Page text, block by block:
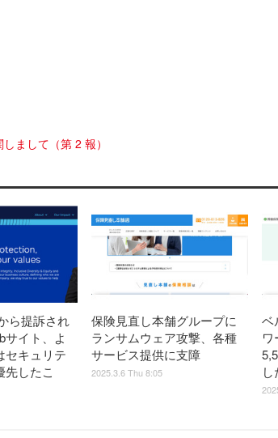
まして（第 2 報）
ら提訴され
サイト、よ
セキュリテ
先したこ
保険見直し本舗グループに
ランサムウェア攻撃、各種
サービス提供に支障
2025.3.6 Thu 8:05
ベ
ワ